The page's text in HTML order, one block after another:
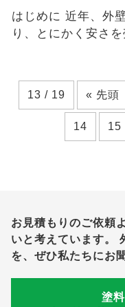
はじめに 近年、外壁塗装は“価格競争”が激しくな
り、とにかく安さ
13 / 19 « 先頭
14 15
お見積もりのご依頼
いと考えています。
を、ぜひ私たちにお
塗